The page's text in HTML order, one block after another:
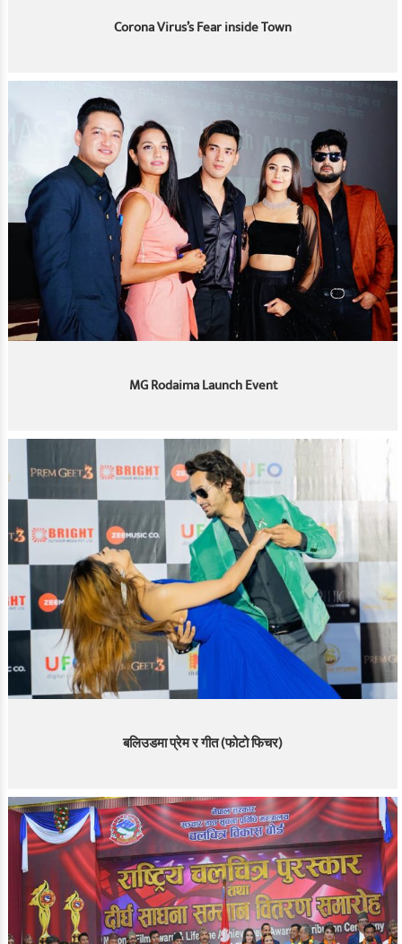
Corona Virus’s Fear inside Town
MG Rodaima Launch Event
बलिउडमा प्रेम र गीत (फोटो फिचर)